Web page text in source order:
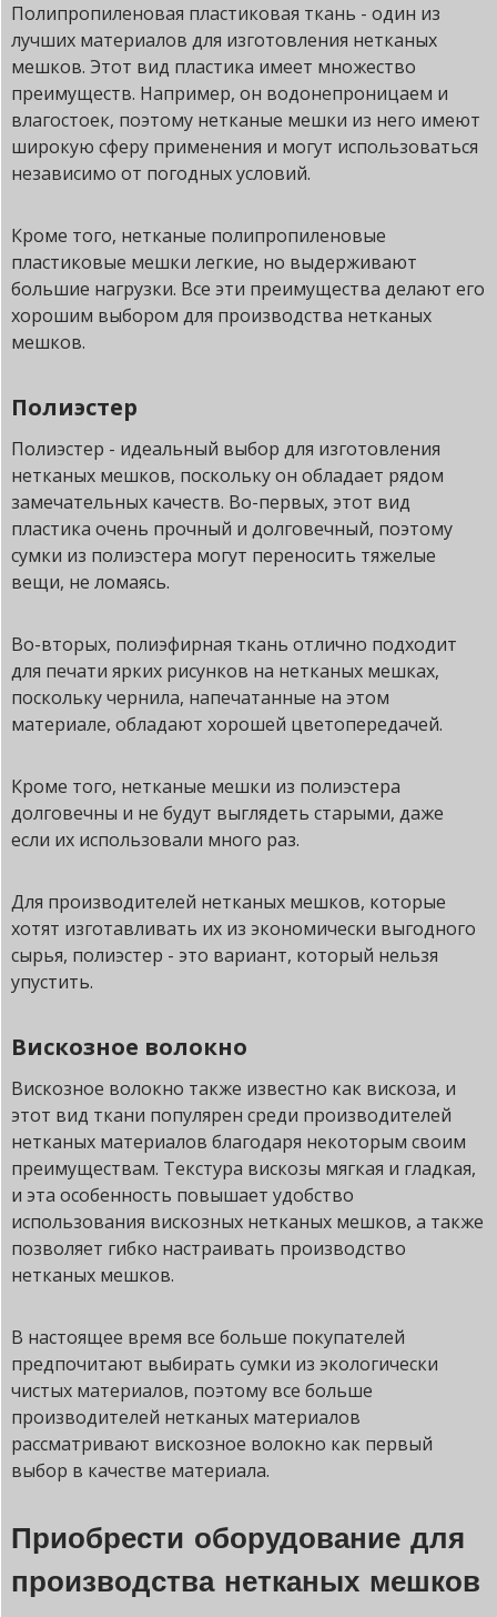
Полипропиленовая пластиковая ткань - один из
лучших материалов для изготовления нетканых
мешков. Этот вид пластика имеет множество
преимуществ. Например, он водонепроницаем и
влагостоек, поэтому нетканые мешки из него имеют
широкую сферу применения и могут использоваться
независимо от погодных условий.
Кроме того, нетканые полипропиленовые
пластиковые мешки легкие, но выдерживают
большие нагрузки. Все эти преимущества делают его
хорошим выбором для производства нетканых
мешков.
Полиэстер
Полиэстер - идеальный выбор для изготовления
нетканых мешков, поскольку он обладает рядом
замечательных качеств. Во-первых, этот вид
пластика очень прочный и долговечный, поэтому
сумки из полиэстера могут переносить тяжелые
вещи, не ломаясь.
Во-вторых, полиэфирная ткань отлично подходит
для печати ярких рисунков на нетканых мешках,
поскольку чернила, напечатанные на этом
материале, обладают хорошей цветопередачей.
Кроме того, нетканые мешки из полиэстера
долговечны и не будут выглядеть старыми, даже
если их использовали много раз.
Для производителей нетканых мешков, которые
хотят изготавливать их из экономически выгодного
сырья, полиэстер - это вариант, который нельзя
упустить.
Вискозное волокно
Вискозное волокно также известно как вискоза, и
этот вид ткани популярен среди производителей
нетканых материалов благодаря некоторым своим
преимуществам. Текстура вискозы мягкая и гладкая,
и эта особенность повышает удобство
использования вискозных нетканых мешков, а также
позволяет гибко настраивать производство
нетканых мешков.
В настоящее время все больше покупателей
предпочитают выбирать сумки из экологически
чистых материалов, поэтому все больше
производителей нетканых материалов
рассматривают вискозное волокно как первый
выбор в качестве материала.
Приобрести оборудование для
производства нетканых мешков